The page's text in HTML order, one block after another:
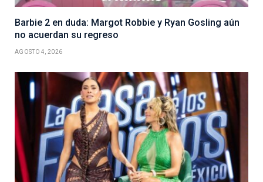
Barbie 2 en duda: Margot Robbie y Ryan Gosling aún
no acuerdan su regreso
AGOSTO 4, 2026